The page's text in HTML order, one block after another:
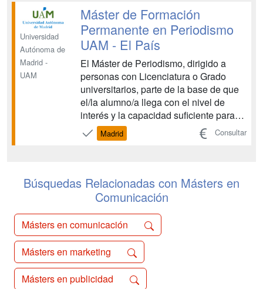
textos literarios y sobre la teoría y
práctica de la traducción ...
Universidad
Autónoma de
Madrid -
UAM
Máster de Formación
Permanente en Periodismo
UAM - El País
El Máster de Periodismo, dirigido a
personas con Licenciatura o Grado
universitarios, parte de la base de que
el/la alumno/a llega con el nivel de
interés y la capacidad suficiente para
poder comprender los acontecimientos
que conforman la actualidad, sea ésta
ella, como an...
Madrid Consultar
Búsquedas Relacionadas con Másters en
Comunicación
Másters en comunicación
Másters en marketing
Másters en publicidad